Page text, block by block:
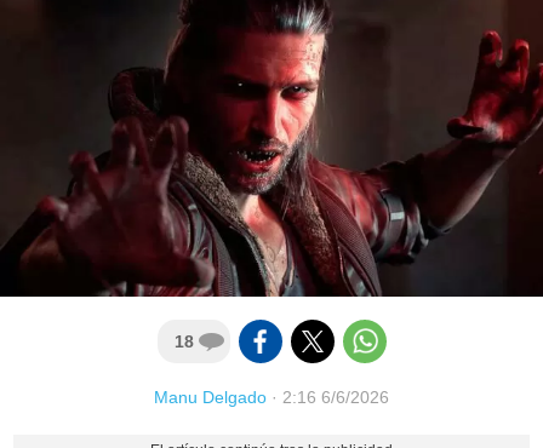
18
Manu Delgado · 2:16 6/6/2026